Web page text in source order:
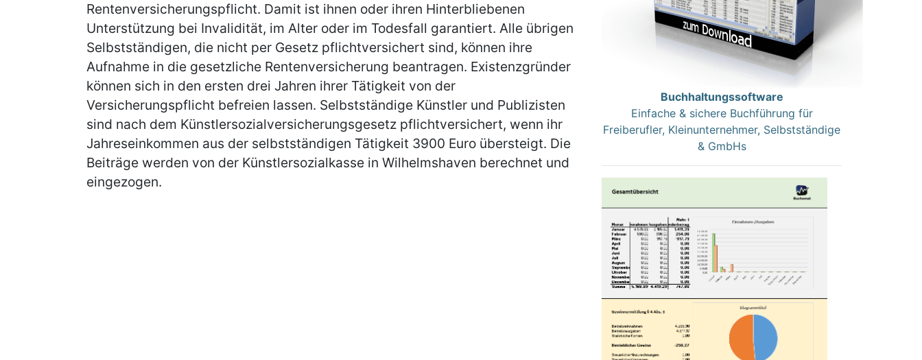
Rentenversicherungspflicht. Damit ist ihnen oder ihren Hinterbliebenen
Unterstützung bei Invalidität, im Alter oder im Todesfall garantiert. Alle übrigen
Selbstständigen, die nicht per Gesetz pflichtversichert sind, können ihre
Aufnahme in die gesetzliche Rentenversicherung beantragen. Existenzgründer
können sich in den ersten drei Jahren ihrer Tätigkeit von der
Versicherungspflicht befreien lassen. Selbstständige Künstler und Publizisten
sind nach dem Künstlersozialversicherungsgesetz pflichtversichert, wenn ihr
Jahreseinkommen aus der selbstständigen Tätigkeit 3900 Euro übersteigt. Die
Beiträge werden von der Künstlersozialkasse in Wilhelmshaven berechnet und
eingezogen.
Buchhaltungssoftware
Einfache & sichere Buchführung für
Freiberufler, Kleinunternehmer, Selbstständige
& GmbHs